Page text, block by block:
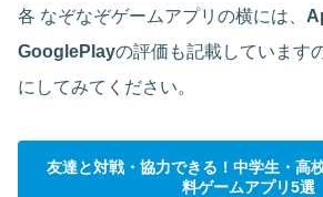
各 なぞなぞゲームアプリの横には、
GooglePlayの評価も記載しています
にしてみてください。
友達と対戦・協力できる！中学生・高
料ゲームアプリ5選